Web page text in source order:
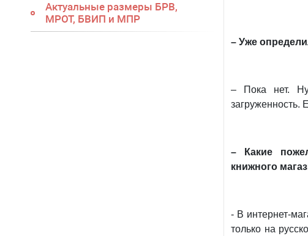
Актуальные размеры БРВ,
МРОТ, БВИП и МПР
– Уже
– Пока нет.
загруженность.
– Какие
книжного
- В интернет-
только на